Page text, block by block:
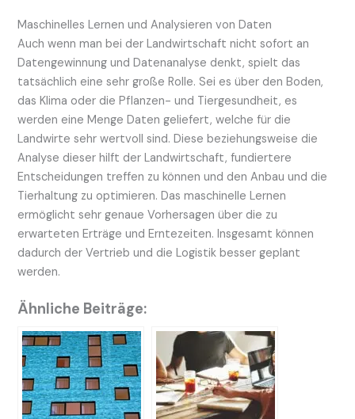
Maschinelles Lernen und Analysieren von Daten
Auch wenn man bei der Landwirtschaft nicht sofort an
Datengewinnung und Datenanalyse denkt, spielt das
tatsächlich eine sehr große Rolle. Sei es über den Boden,
das Klima oder die Pflanzen- und Tiergesundheit, es
werden eine Menge Daten geliefert, welche für die
Landwirte sehr wertvoll sind. Diese beziehungsweise die
Analyse dieser hilft der Landwirtschaft, fundiertere
Entscheidungen treffen zu können und den Anbau und die
Tierhaltung zu optimieren. Das maschinelle Lernen
ermöglicht sehr genaue Vorhersagen über die zu
erwarteten Erträge und Erntezeiten. Insgesamt können
dadurch der Vertrieb und die Logistik besser geplant
werden.
Ähnliche Beiträge: